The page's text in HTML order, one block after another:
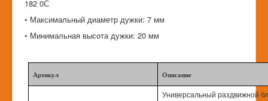
182 0С
• Максимальный диаметр дужки: 7 мм
• Минимальная высота дужки: 20 мм
Артикул Описание
Универсальный раздвижной